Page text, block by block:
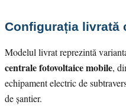
Configurația livrată
Modelul livrat reprezintă
centrale fotovoltaice mobile,
echipament electric de
de șantier.